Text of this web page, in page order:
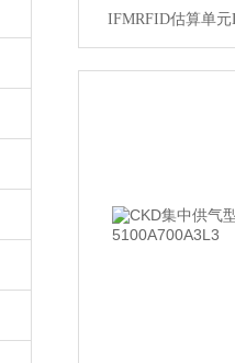
IFMRFID估算单